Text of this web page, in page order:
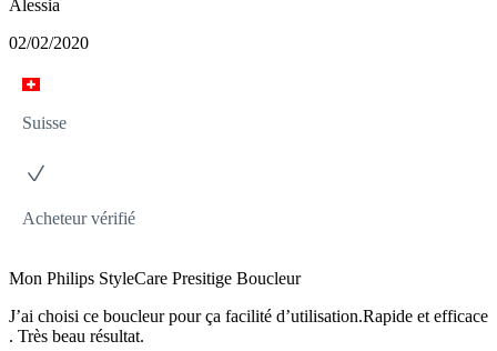
Alessia
02/02/2020
Suisse
Acheteur vérifié
Mon Philips StyleCare Presitige Boucleur
J’ai choisi ce boucleur pour ça facilité d’utilisation.Rapide et efficace
. Très beau résultat.